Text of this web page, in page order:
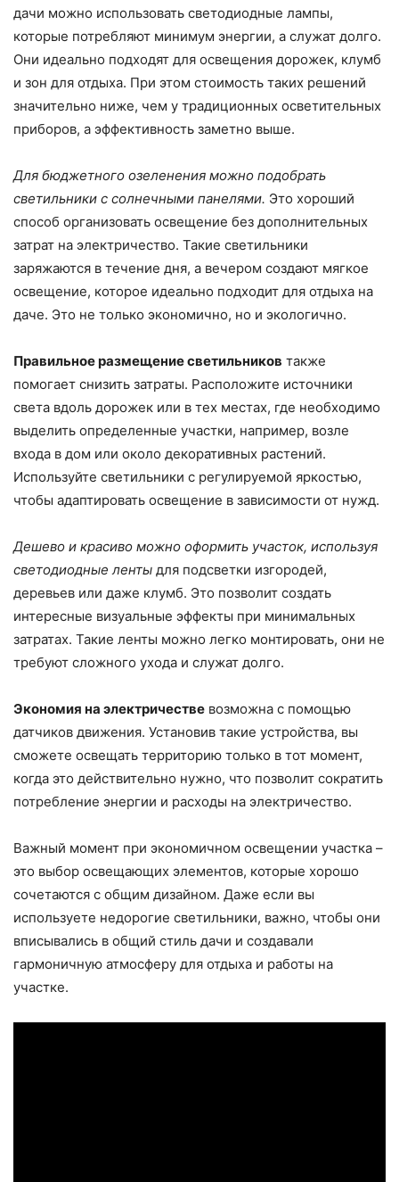
дачи можно использовать светодиодные лампы,
которые потребляют минимум энергии, а служат долго.
Они идеально подходят для освещения дорожек, клумб
и зон для отдыха. При этом стоимость таких решений
значительно ниже, чем у традиционных осветительных
приборов, а эффективность заметно выше.
Для бюджетного озеленения можно подобрать
светильники с солнечными панелями. Это хороший
способ организовать освещение без дополнительных
затрат на электричество. Такие светильники
заряжаются в течение дня, а вечером создают мягкое
освещение, которое идеально подходит для отдыха на
даче. Это не только экономично, но и экологично.
Правильное размещение светильников также
помогает снизить затраты. Расположите источники
света вдоль дорожек или в тех местах, где необходимо
выделить определенные участки, например, возле
входа в дом или около декоративных растений.
Используйте светильники с регулируемой яркостью,
чтобы адаптировать освещение в зависимости от нужд.
Дешево и красиво можно оформить участок, используя
светодиодные ленты для подсветки изгородей,
деревьев или даже клумб. Это позволит создать
интересные визуальные эффекты при минимальных
затратах. Такие ленты можно легко монтировать, они не
требуют сложного ухода и служат долго.
Экономия на электричестве возможна с помощью
датчиков движения. Установив такие устройства, вы
сможете освещать территорию только в тот момент,
когда это действительно нужно, что позволит сократить
потребление энергии и расходы на электричество.
Важный момент при экономичном освещении участка –
это выбор освещающих элементов, которые хорошо
сочетаются с общим дизайном. Даже если вы
используете недорогие светильники, важно, чтобы они
вписывались в общий стиль дачи и создавали
гармоничную атмосферу для отдыха и работы на
участке.